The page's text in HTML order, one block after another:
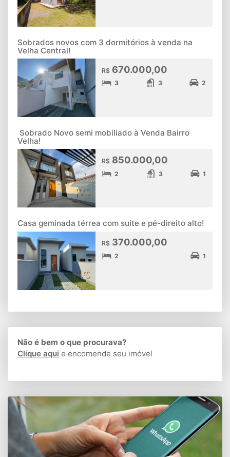
Sobrados novos com 3 dormitórios à venda na
Velha Central!
R$ 670.000,00
3 3 2
Sobrado Novo semi mobiliado à Venda Bairro
Velha!
R$ 850.000,00
2 3 1
Casa geminada térrea com suíte e pé-direito alto!
R$ 370.000,00
2 1
Não é bem o que procurava?
Clique aqui e encomende seu imóvel